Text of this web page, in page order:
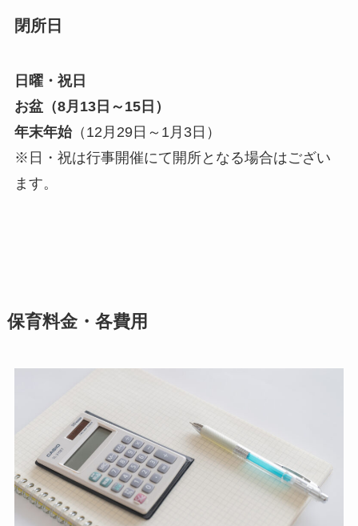
閉所日
日曜・祝日
お盆（8月13日～15日）
年末年始（12月29日～1月3日）
※日・祝は行事開催にて開所となる場合はござい
ます。
保育料金・各費用